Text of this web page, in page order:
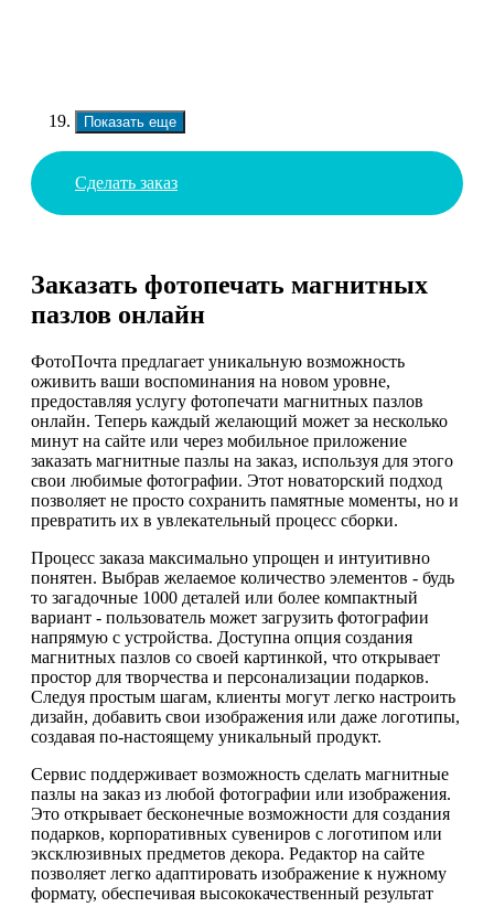
Показать еще
Сделать заказ
Заказать фотопечать магнитных
пазлов онлайн
ФотоПочта предлагает уникальную возможность
оживить ваши воспоминания на новом уровне,
предоставляя услугу фотопечати магнитных пазлов
онлайн. Теперь каждый желающий может за несколько
минут на сайте или через мобильное приложение
заказать магнитные пазлы на заказ, используя для этого
свои любимые фотографии. Этот новаторский подход
позволяет не просто сохранить памятные моменты, но и
превратить их в увлекательный процесс сборки.
Процесс заказа максимально упрощен и интуитивно
понятен. Выбрав желаемое количество элементов - будь
то загадочные 1000 деталей или более компактный
вариант - пользователь может загрузить фотографии
напрямую с устройства. Доступна опция создания
магнитных пазлов со своей картинкой, что открывает
простор для творчества и персонализации подарков.
Следуя простым шагам, клиенты могут легко настроить
дизайн, добавить свои изображения или даже логотипы,
создавая по-настоящему уникальный продукт.
Сервис поддерживает возможность сделать магнитные
пазлы на заказ из любой фотографии или изображения.
Это открывает бесконечные возможности для создания
подарков, корпоративных сувениров с логотипом или
эксклюзивных предметов декора. Редактор на сайте
позволяет легко адаптировать изображение к нужному
формату, обеспечивая высококачественный результат